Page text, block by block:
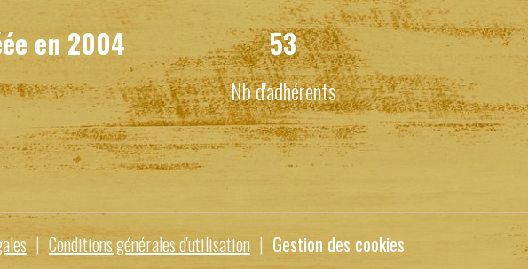
en 2004 53
Nb d'adhérents
Conditions générales d'utilisation Gestion des cookies